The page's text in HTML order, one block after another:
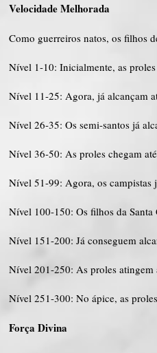
Velocidade Melhorada
Como guerreiros natos, os filhos
Nível 1-10: Inicialmente, as
Nível 11-25: Agora, já alcançam
Nível 26-35: Os semi-santos já
Nível 36-50: As proles chegam
Nível 51-99: Agora, os campistas
Nível 100-150: Os filhos da
Nível 151-200: Já conseguem
Nível 201-250: As proles atingem
Nível 251-300: No ápice, as
Força Divina